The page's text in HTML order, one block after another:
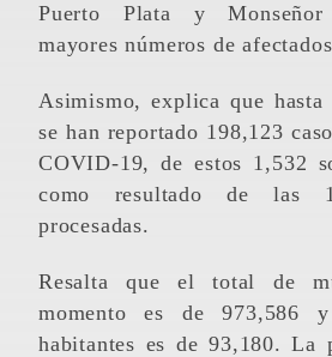
Puerto Plata y
mayores números de
Asimismo, explica que hasta este 19 de enero
se han reportado 198,123
COVID-19, de estos 1,532
como resultado de las
procesadas.
Resalta que el total de muestras hasta el
momento es de 973,586
habitantes es de 93,180. La